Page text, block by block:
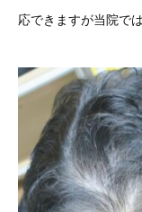
応できますが当院で